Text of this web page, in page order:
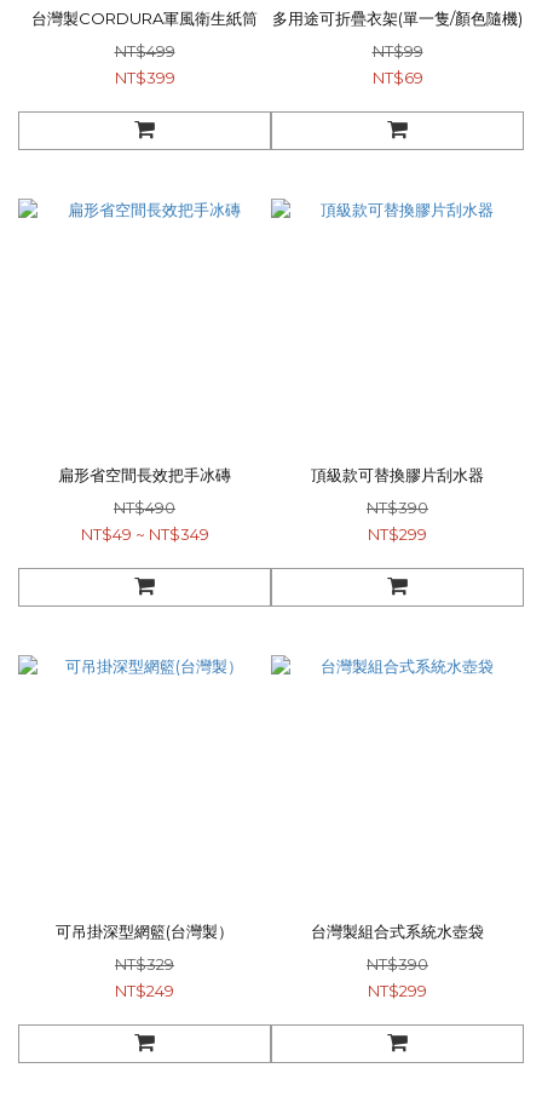
台灣製CORDURA軍風衛生紙筒
NT$499
NT$399
多用途可折疊衣架(單一隻/顏色隨機)
NT$99
NT$69
扁形省空間長效把手冰磚
NT$490
NT$49 ~ NT$349
頂級款可替換膠片刮水器
NT$390
NT$299
可吊掛深型網籃(台灣製）
NT$329
NT$249
台灣製組合式系統水壺袋
NT$390
NT$299